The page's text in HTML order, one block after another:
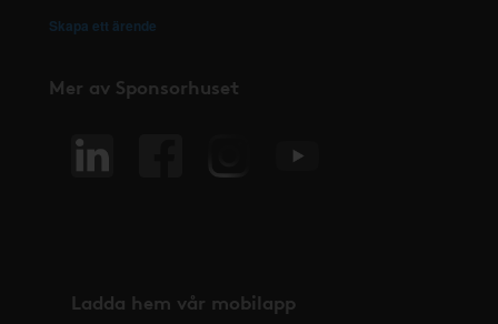
Skapa ett ärende
Mer av Sponsorhuset
Ladda hem vår mobilapp